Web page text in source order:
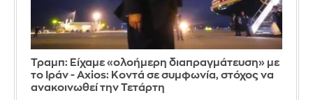
Τραμπ: Είχαμε «ολοήμερη διαπραγμάτευση» με
το Ιράν - Axios: Κοντά σε συμφωνία, στόχος να
ανακοινωθεί την Τετάρτη